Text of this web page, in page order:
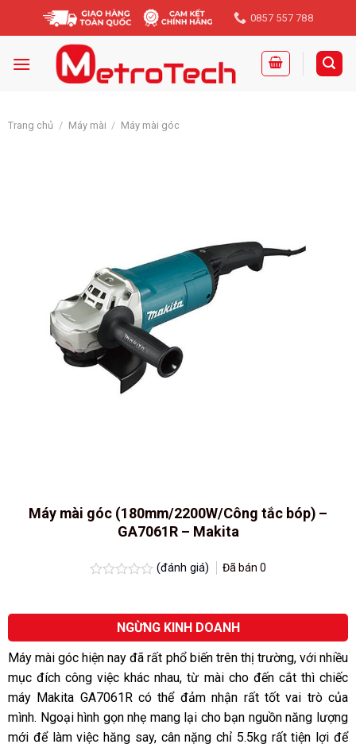
0857 557 788
Trang chủ / Máy mài / Máy mài góc
Máy mài góc (180mm/2200W/Công tắc bóp) –
GA7061R – Makita
hạng
sao
(đánh giá) Đã bán0
NGỪNG KINH DOANH
Máy mài góc hiện nay đã rất phổ biến trên thị trường, với nhiều
mục đích công việc khác nhau, từ mài cho đến cắt thì chiếc
máy Makita GA7061R có thể đảm nhận rất tốt vai trò của
mình. Ngoại hình gọn nhẹ mang lại cho bạn nguồn năng lượng
mới để làm việc hăng say, cân nặng chỉ 5.5kg rất tiện lợi để